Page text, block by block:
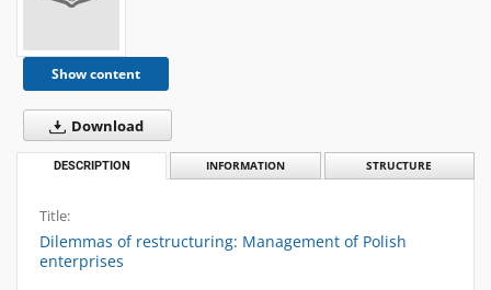
Show content
Download
DESCRIPTION INFORMATION STRUCTURE
Title:
Dilemmas of restructuring: Management of Polish
enterprises